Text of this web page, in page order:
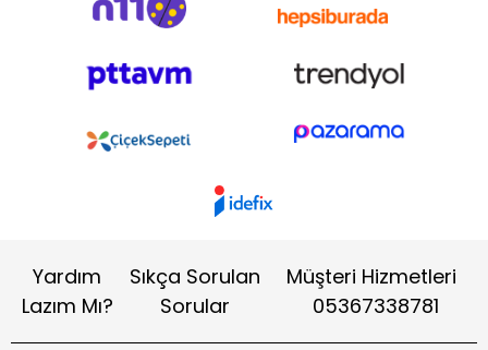
Yardım
Lazım Mı?
Sıkça Sorulan
Sorular
Müşteri Hizmetleri
05367338781